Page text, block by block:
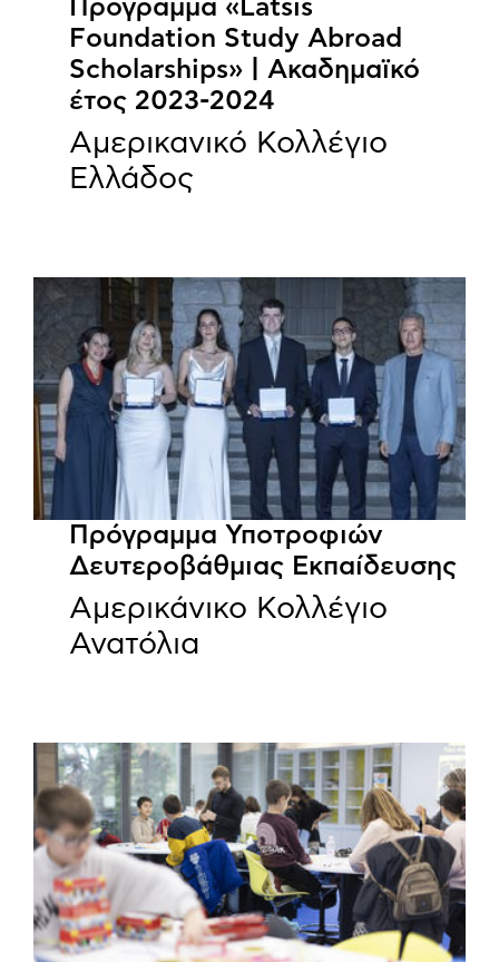
Πρόγραμμα «Latsis
Foundation Study Abroad
Scholarships» | Ακαδημαϊκό
έτος 2023-2024
Αμερικανικό Κολλέγιο
Ελλάδος
Πρόγραμμα Υποτροφιών
Δευτεροβάθμιας Εκπαίδευσης
Αμερικάνικο Κολλέγιο
Ανατόλια